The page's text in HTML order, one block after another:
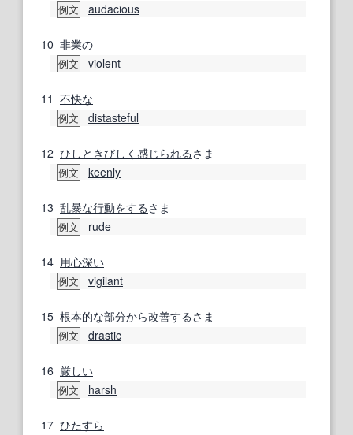
例文 audacious
10 非業の
例文 violent
11 不快な
例文 distasteful
12 ひしと きびしく 感じられるさま
例文 keenly
13 乱暴な行動をするさま
例文 rude
14 用心深い
例文 vigilant
15 根本的な部分から改善するさま
例文 drastic
16 厳しい
例文 harsh
17 ひたすら